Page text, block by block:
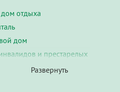
дом отдыха
дом
и престарелых